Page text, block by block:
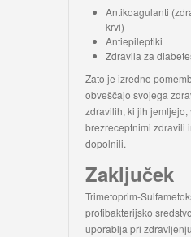
Antikoagulanti
krvi)
Antiepileptiki
Zdravila za
Zato je izredno
obveščajo svojega
zdravilih, ki jih jemljejo,
brezreceptnimi zdravili
dopolnili.
Zaključek
Trimetoprim-
protibakterijsko
uporablja pri